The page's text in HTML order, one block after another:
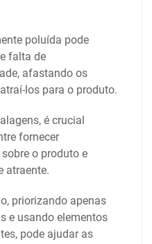
poluída pode
falta de
afastando os
los para o produto.
é crucial
fornecer
o produto e
atraente.
priorizando apenas
e usando elementos
pode ajudar as